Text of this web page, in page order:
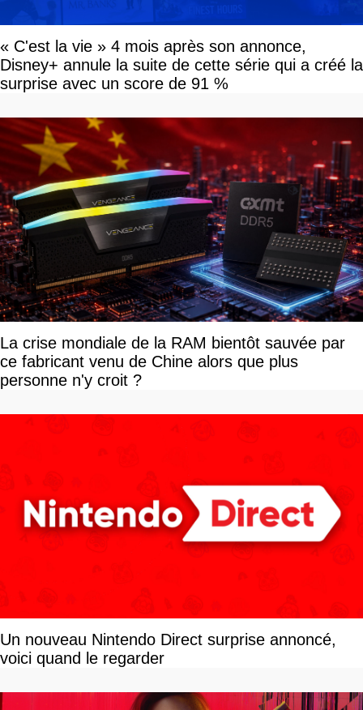
« C'est la vie » 4 mois après son annonce,
Disney+ annule la suite de cette série qui a créé la
surprise avec un score de 91 %
La crise mondiale de la RAM bientôt sauvée par
ce fabricant venu de Chine alors que plus
personne n'y croit ?
Un nouveau Nintendo Direct surprise annoncé,
voici quand le regarder